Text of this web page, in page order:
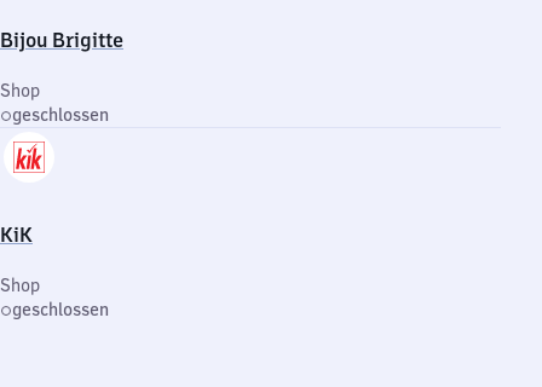
Bijou Brigitte
Shop
geschlossen
KiK
Shop
geschlossen